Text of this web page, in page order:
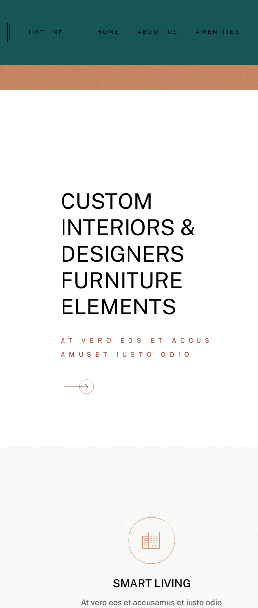
HOTLINE HOME ABOUT US AMENITIES
2
ENTRANCE 121 2
CUSTOM
INTERIORS &
DESIGNERS
FURNITURE
ELEMENTS
AT VERO EOS ET ACCUS
AMUSET IUSTO ODIO
SMART LIVING
At vero eos et accusamus et iusto odio